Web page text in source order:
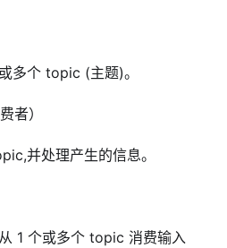
多个 topic (主题)。
者）
并处理产生的信息。
1 个或多个 topic 消费输入